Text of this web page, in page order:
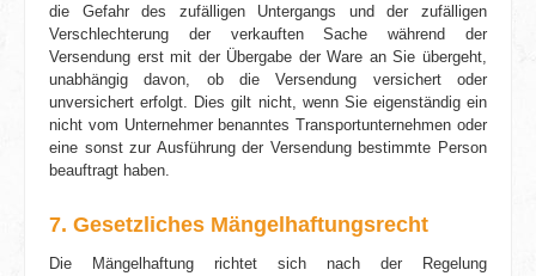
die Gefahr des zufälligen Untergangs und der zufälligen
Verschlechterung der verkauften Sache während der
Versendung erst mit der Übergabe der Ware an Sie übergeht,
unabhängig davon, ob die Versendung versichert oder
unversichert erfolgt. Dies gilt nicht, wenn Sie eigenständig ein
nicht vom Unternehmer benanntes Transport­unternehmen oder
eine sonst zur Ausführung der Versendung bestimmte Person
beauftragt haben.
7. Gesetzliches Mängelhaftungsrecht
Die Mängelhaftung richtet sich nach der Regelung